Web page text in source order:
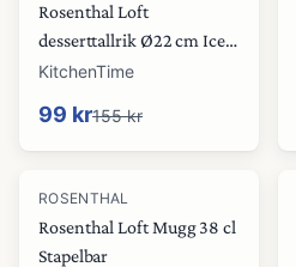
Rosenthal Loft
desserttallrik Ø22 cm Ice-
blue
KitchenTime
99 kr155 kr
ROSENTHAL
Rosenthal Loft Mugg 38 cl
Stapelbar